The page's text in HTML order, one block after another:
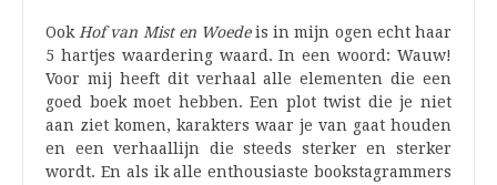
OokHof van Mist en Woedeis in mijn ogen echt haar
5 hartjes waardering waard. In een woord: Wauw!
Voor mij heeft dit verhaal alle elementen die een
goed boek moet hebben. Een plot twist die je niet
aan ziet komen, karakters waar je van gaat houden
en een verhaallijn die steeds sterker en sterker
wordt. En als ik alle enthousiaste bookstagrammers